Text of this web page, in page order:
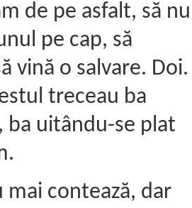
de pe asfalt, să nu
pe cap, să
vină o salvare. Doi.
treceau ba
ba uitându-se plat
mai contează, dar